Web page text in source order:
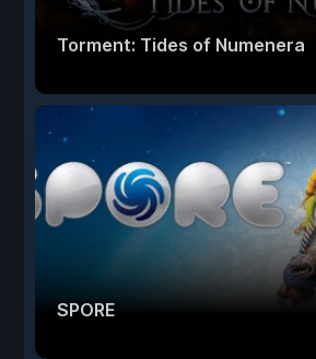
Torment: Tides of Numenera
SPORE